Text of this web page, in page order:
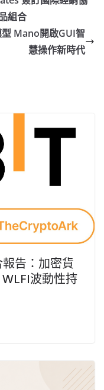
組合
Mano開啟GUI智
慧操作新時代
告：加密貨
波動性持